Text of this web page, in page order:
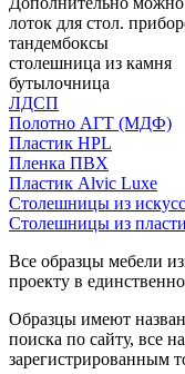
лоток для стол.
тандембоксы
столешница из камня
бутылочница
ЛДСП
Полотно АГТ (МДФ)
Пластик HPL
Пленка ПВХ
Пластик Alvic Luxe
Столешницы из
Столешницы из
Все образцы мебели
проекту в
Образцы имеют
поиска по сайту, все
зарегистрированным